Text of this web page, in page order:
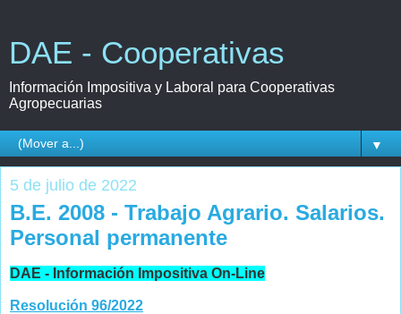
DAE - Cooperativas
Información Impositiva y Laboral para Cooperativas
Agropecuarias
▼
5 de julio de 2022
B.E. 2008 - Trabajo Agrario. Salarios.
Personal permanente
DAE - Información Impositiva On-Line
Resolución 96/2022